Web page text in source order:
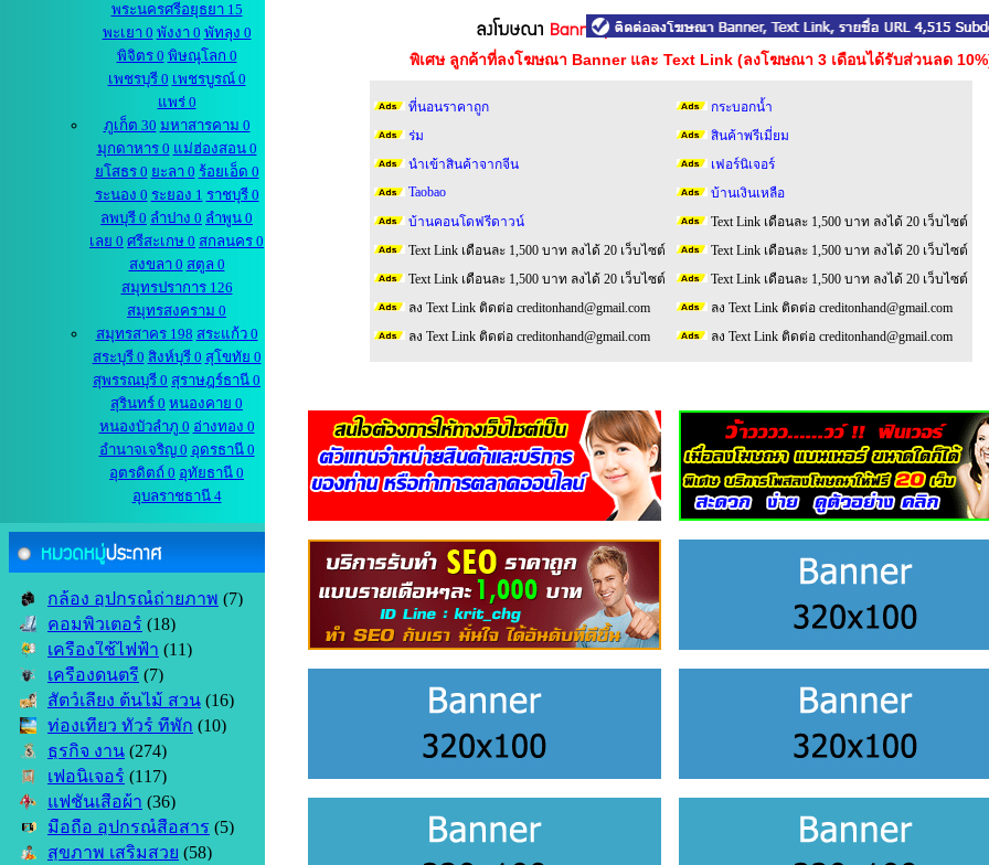
พระนครศรีอยุธยา 15
พะเยา 0 พังงา 0 พัทลุง 0
พิจิตร 0 พิษณุโลก 0
เพชรบุรี 0 เพชรบูรณ์ 0
แพร่ 0
ภูเก็ต 30 มหาสารคาม 0
มุกดาหาร 0 แม่ฮ่องสอน 0
ยโสธร 0 ยะลา 0 ร้อยเอ็ด 0
ระนอง 0 ระยอง 1 ราชบุรี 0
ลพบุรี 0 ลำปาง 0 ลำพูน 0
เลย 0 ศรีสะเกษ 0 สกลนคร 0
สงขลา 0 สตูล 0
สมุทรปราการ 126
สมุทรสงคราม 0
สมุทรสาคร 198 สระแก้ว 0
สระบุรี 0 สิงห์บุรี 0 สุโขทัย 0
สุพรรณบุรี 0 สุราษฎร์ธานี 0
สุรินทร์ 0 หนองคาย 0
หนองบัวลำภู 0 อ่างทอง 0
อำนาจเจริญ 0 อุดรธานี 0
อุตรดิตถ์ 0 อุทัยธานี 0
อุบลราชธานี 4
พิเศษ ลูกค้าที่ลงโฆษณา Banner และ Text Link (ลงโฆษณา 3 เดือนได้รับส่วนลด
ที่นอนราคาถูก
กระบอกน้ำ
ร่ม
สินค้าพรีเมี่ยม
นำเข้าสินค้าจากจีน
เฟอร์นิเจอร์
Taobao
บ้านเงินเหลือ
บ้านคอนโดฟรีดาวน์
Text Link เดือนละ 1,500 บาท ลงได้ 20 เว็บไซต์
Text Link เดือนละ 1,500 บาท ลงได้ 20 เว็บไซต์
Text Link เดือนละ 1,500 บาท ลงได้ 20 เว็บไซต์
Text Link เดือนละ 1,500 บาท ลงได้ 20 เว็บไซต์
Text Link เดือนละ 1,500 บาท ลงได้ 20 เว็บไซต์
ลง Text Link ติดต่อ creditonhand@gmail.com
ลง Text Link ติดต่อ creditonhand@gmail.com
ลง Text Link ติดต่อ creditonhand@gmail.com
ลง Text Link ติดต่อ creditonhand@gmail.com